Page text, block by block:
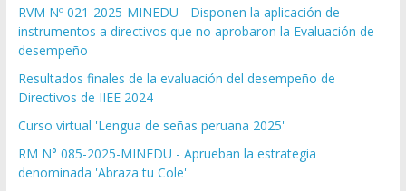
RVM Nº 021-2025-MINEDU - Disponen la aplicación de
instrumentos a directivos que no aprobaron la Evaluación de
desempeño
Resultados finales de la evaluación del desempeño de
Directivos de IIEE 2024
Curso virtual 'Lengua de señas peruana 2025'
RM N° 085-2025-MINEDU - Aprueban la estrategia
denominada 'Abraza tu Cole'